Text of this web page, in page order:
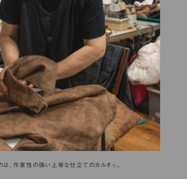
は、作家性の強い上等な仕立てのカルオッ。